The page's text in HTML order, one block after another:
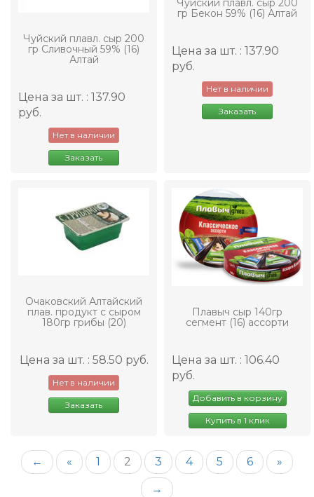
Чуйский плавл. сыр 200
гр Сливочный 59% (16)
Алтай
Цена за шт. : 137.90
руб.
Нет в наличии
Заказать
гр Бекон 59% (16) Алтай
Цена за шт. : 137.90
руб.
Нет в наличии
Заказать
Очаковский Алтайский
плав. продукт с сыром
180гр грибы (20)
Цена за шт. : 58.50 руб.
Нет в наличии
Заказать
Плавыч сыр 140гр
сегмент (16) ассорти
Цена за шт. : 106.40
руб.
Добавить в корзину
Купить в 1 клик
← « 1 2 3 4 5 6 »
→